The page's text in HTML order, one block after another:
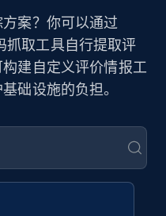
案？你可以通过
抓取工具自行提取评
建自定义评价情报工
础设施的负担。